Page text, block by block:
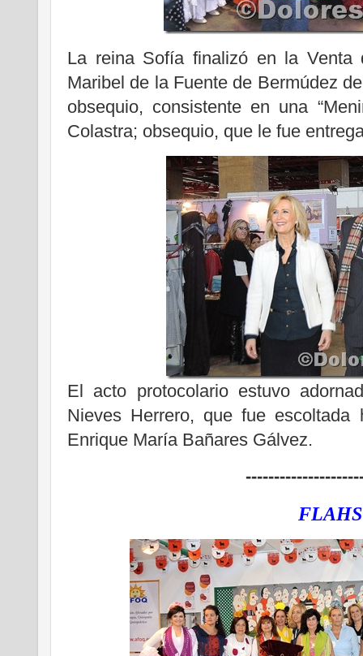
La reina Sofía finalizó en la Venta
Maribel de la Fuente de Bermúdez
obsequio, consistente en una
Colastra; obsequio, que le fue
El acto protocolario estuvo
Nieves Herrero, que fue
Enrique María Bañares Gálvez.
FLAHS